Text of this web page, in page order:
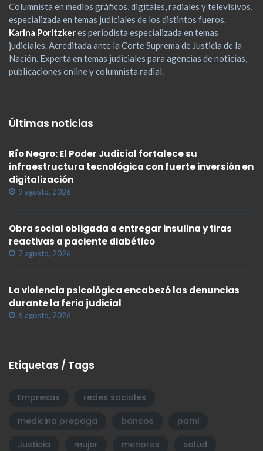
Columnista en medios gráficos, digitales, radiales y televisivos,
especializada en temas judiciales de los distintos fueros.
Karina Poritzkeres periodista especializada en temas
judiciales. Acreditada ante la Corte Suprema de Justicia de la
Nación. Experta en temas judiciales para agencias de noticias,
publicaciones online y columnista radial.
Últimas noticias
Río Negro: El Poder Judicial fortalece su
infraestructura tecnológica con fuerte inversión en
digitalización
9 agosto, 2026
Obra social obligada a entregar insulina y tiras
reactivas a paciente diabético
7 agosto, 2026
La violencia psicológica encabezó las denuncias
durante la feria judicial
6 agosto, 2026
Etiquetas / Tags
Empresas
redes sociales
medicina prepaga
bancos
pami
Justicia
mujer menores
salud